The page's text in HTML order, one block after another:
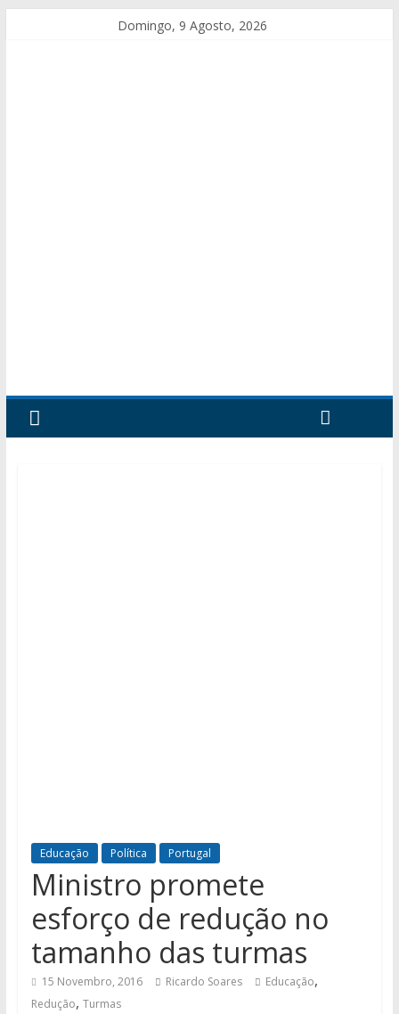
Domingo, 9 Agosto, 2026
Educação Política Portugal
Ministro promete
esforço de redução no
tamanho das turmas
15 Novembro, 2016 Ricardo Soares Educação,
Redução, Turmas